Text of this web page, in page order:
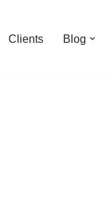
Clients Blog